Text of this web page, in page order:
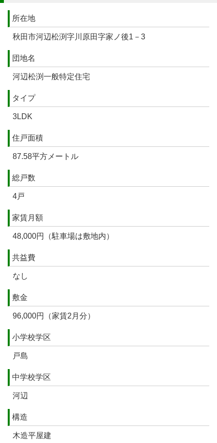
所在地
秋田市河辺松渕字川原田字家ノ後1－3
団地名
河辺松渕一般特定住宅
タイプ
3LDK
住戸面積
87.58平方メートル
総戸数
4戸
家賃月額
48,000円（駐車場は敷地内）
共益費
なし
敷金
96,000円（家賃2月分）
小学校学区
戸島
中学校学区
河辺
構造
木造平屋建